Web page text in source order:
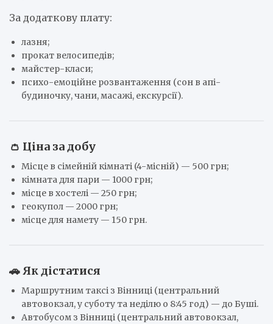
За додаткову плату:
лазня;
прокат велосипедів;
майстер-класи;
психо-емоційне розвантаження (сон в апі-
будиночку, чани, масажі, екскурсії).
👛 Ціна за добу
Місце в сімейній кімнаті (4-місній) — 500 грн;
кімната для пари — 1000 грн;
місце в хостелі — 250 грн;
геокупол — 2000 грн;
місце для намету — 150 грн.
🚗 Як дістатися
Маршрутним таксі з Вінниці (центральний
автовокзал, у суботу та неділю о 8:45 год) — до Буші.
Автобусом з Вінниці (центральний автовокзал,